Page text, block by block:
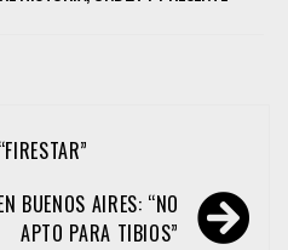
BUENOS AIRES: “NO
APTO PARA TIBIOS”